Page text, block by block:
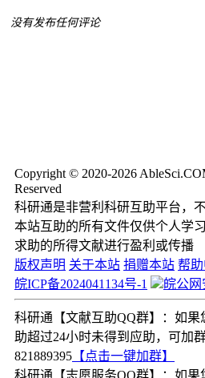
没有发布任何评论
Copyright © 2020-2026
Reserved
科研通是非营利科研互助平台，
本站互助的所有文件仅供个人学
求助的所得文献进行盈利或传播
版权声明 关于本站 捐赠本站 帮
皖ICP备2024041134号-1
皖公网
科研通【文献互助QQ群】：如
助超过24小时未得到应助，可加
821889395 【点击一键加群】
科研通【志愿服务QQ群】：如